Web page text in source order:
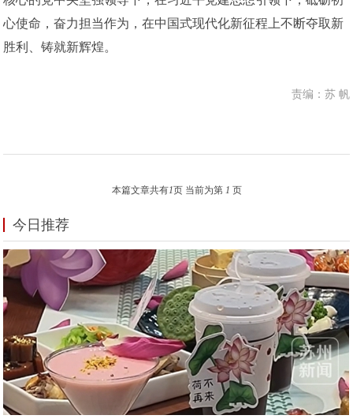
心使命，奋力担当作为，在中国式现代化新征程上不断夺取新
胜利、铸就新辉煌。
责编：苏 帆
本篇文章共有1页 当前为第 1 页
今日推荐